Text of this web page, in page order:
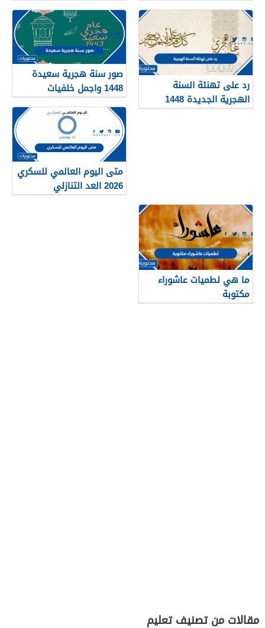
رد على تهنئة السنة
الهجرية الجديدة 1448
صور سنة هجرية سعيدة
1448 واجمل خلفيات
ورمزيات العام الجديد
متى اليوم العالمي للسكري
2026 العد التنازلي
ما هي لطميات عاشوراء
مكتوبة
مقالات من تصنيف تعليم